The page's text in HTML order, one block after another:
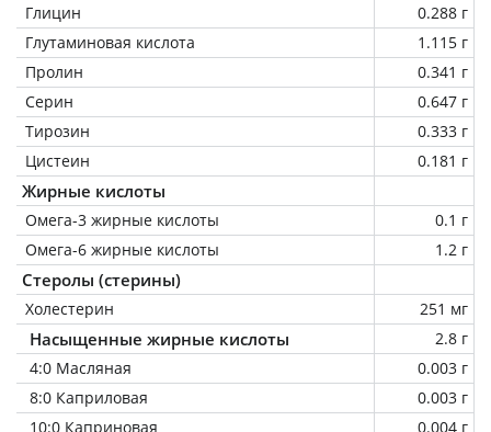
Глицин
0.288 г
Глутаминовая кислота
1.115 г
Пролин
0.341 г
Серин
0.647 г
Тирозин
0.333 г
Цистеин
0.181 г
Жирные кислоты
Омега-3 жирные кислоты
0.1 г
Омега-6 жирные кислоты
1.2 г
Стеролы (стерины)
Холестерин 251 мг
Насыщенные жирные кислоты
2.8 г
4:0 Масляная
0.003 г
8:0 Каприловая
0.003 г
10:0 Каприновая
0.004 г